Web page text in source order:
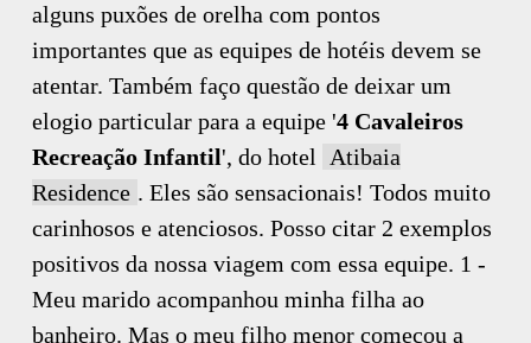
alguns puxões de orelha com pontos
importantes que as equipes de hotéis devem se
atentar. Também faço questão de deixar um
elogio particular para a equipe '4 Cavaleiros
Recreação Infantil', do hotel Atibaia
Residence . Eles são sensacionais! Todos muito
carinhosos e atenciosos. Posso citar 2 exemplos
positivos da nossa viagem com essa equipe. 1 -
Meu marido acompanhou minha filha ao
banheiro. Mas o meu filho menor começou a